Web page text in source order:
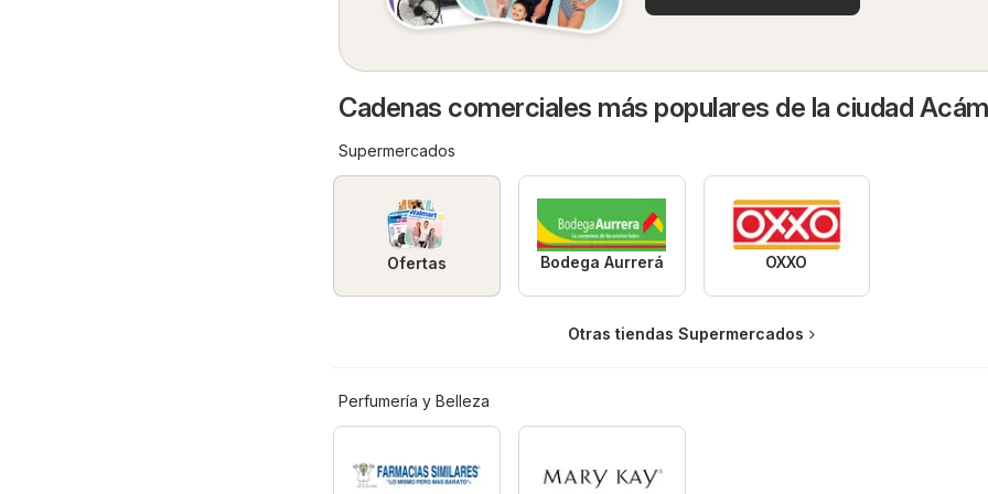
Cadenas comerciales más populares de la ciudad
Supermercados
Ofertas Bodega Aurrerá OXXO
Otras tiendas Supermercados
Perfumería y Belleza